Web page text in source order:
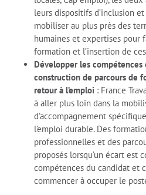
leurs dispositifs d’inclusion
mobiliser au plus près des
humaines et expertises pour
formation et l’insertion de
Développer les
construction de parcours de
retour à l’emploi : France
à aller plus loin dans la
d’accompagnement
l’emploi durable. Des
professionnelles et des
proposés lorsqu’un écart est
compétences du candidat et
commencer à occuper le